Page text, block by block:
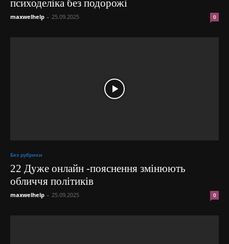
психоделіка без подорожі
maxwelhelp - 25.09.2025 0
Без рубрики
22 Дуже онлайн -пояснення змінюють
обличчя політиків
maxwelhelp - 25.09.2025 0